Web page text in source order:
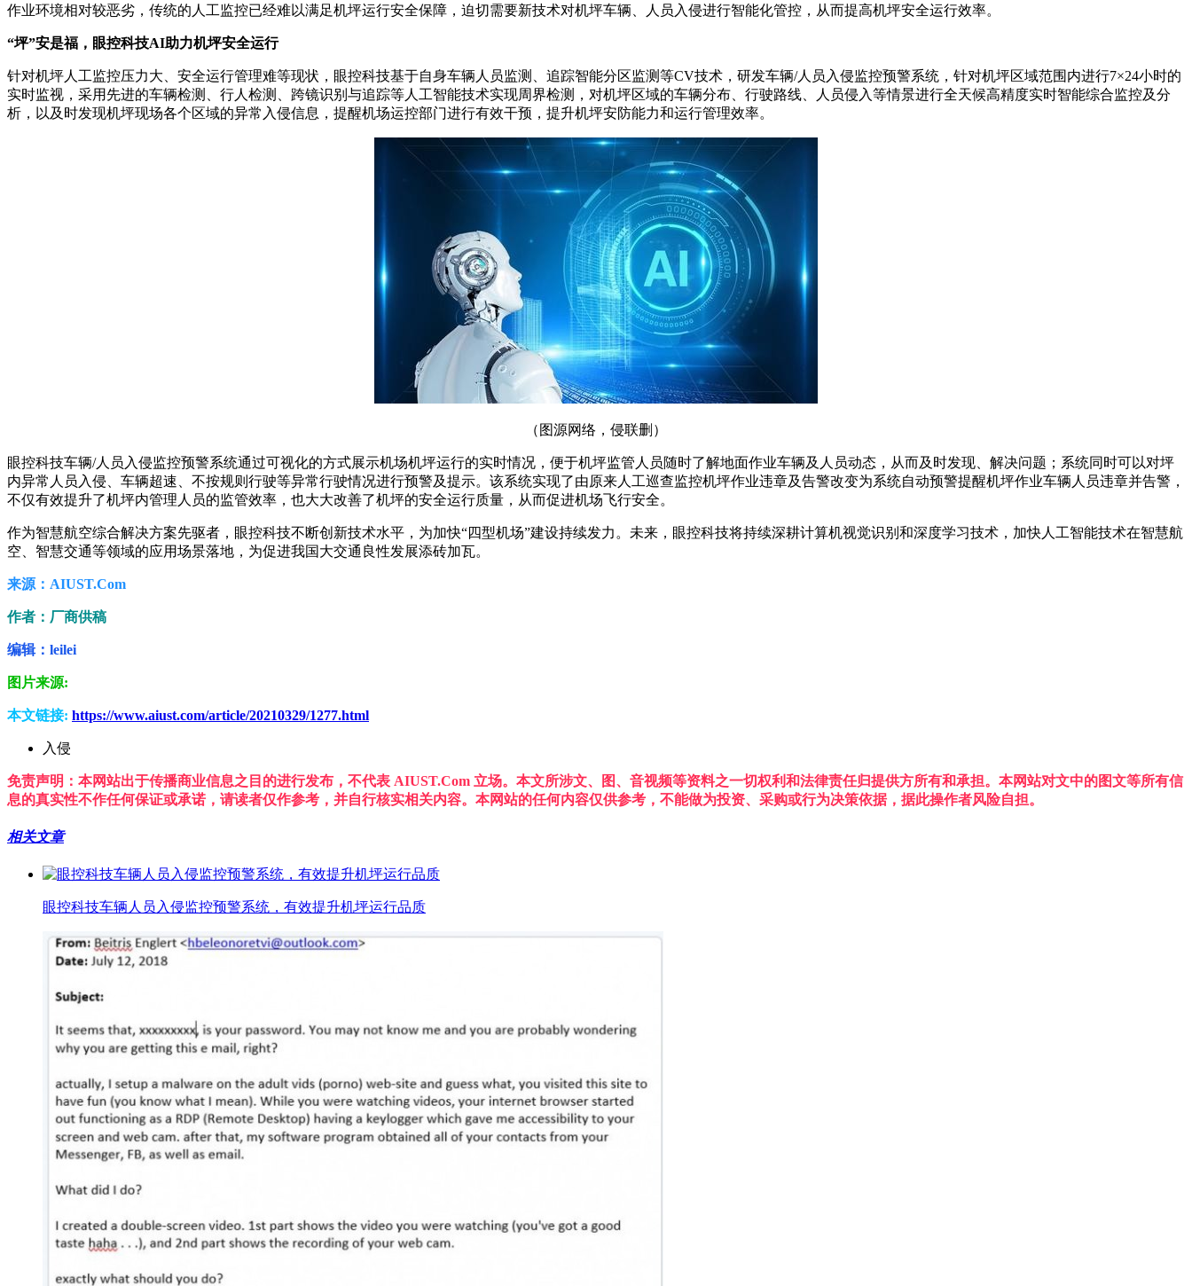
作业环境相对较恶劣，传统的人工监控已经难以满足机坪运行安全保障，迫切需要新技术对机坪车辆、人员入侵进行智能化管控，从而提高机坪安全运行效率。
“坪”安是福，眼控科技AI助力机坪安全运行
针对机坪人工监控压力大、安全运行管理难等现状，眼控科技基于自身车辆人员监测、追踪智能分区监测等CV技术，研发车辆/人员入侵监控预警系统，针对机坪区域范围内进行7×24小时的
实时监视，采用先进的车辆检测、行人检测、跨镜识别与追踪等人工智能技术实现周界检测，对机坪区域的车辆分布、行驶路线、人员侵入等情景进行全天候高精度实时智能综合监控及分
析，以及时发现机坪现场各个区域的异常入侵信息，提醒机场运控部门进行有效干预，提升机坪安防能力和运行管理效率。
（图源网络，侵联删）
眼控科技车辆/人员入侵监控预警系统通过可视化的方式展示机场机坪运行的实时情况，便于机坪监管人员随时了解地面作业车辆及人员动态，从而及时发现、解决问题；系统同时可以对坪
内异常人员入侵、车辆超速、不按规则行驶等异常行驶情况进行预警及提示。该系统实现了由原来人工巡查监控机坪作业违章及告警改变为系统自动预警提醒机坪作业车辆人员违章并告警，
不仅有效提升了机坪内管理人员的监管效率，也大大改善了机坪的安全运行质量，从而促进机场飞行安全。
作为智慧航空综合解决方案先驱者，眼控科技不断创新技术水平，为加快“四型机场”建设持续发力。未来，眼控科技将持续深耕计算机视觉识别和深度学习技术，加快人工智能技术在智慧航
空、智慧交通等领域的应用场景落地，为促进我国大交通良性发展添砖加瓦。
来源：AIUST.Com
作者：厂商供稿
编辑：leilei
图片来源:
本文链接: https://www.aiust.com/article/20210329/1277.html
入侵
免责声明：本网站出于传播商业信息之目的进行发布，不代表 AIUST.Com 立场。本文所涉文、图、音视频等资料之一切权利和法律责任归提供方所有和承担。本网站对文中的图文等所有信
息的真实性不作任何保证或承诺，请读者仅作参考，并自行核实相关内容。本网站的任何内容仅供参考，不能做为投资、采购或行为决策依据，据此操作者风险自担。
相关文章
眼控科技车辆人员入侵监控预警系统，有效提升机坪运行品质